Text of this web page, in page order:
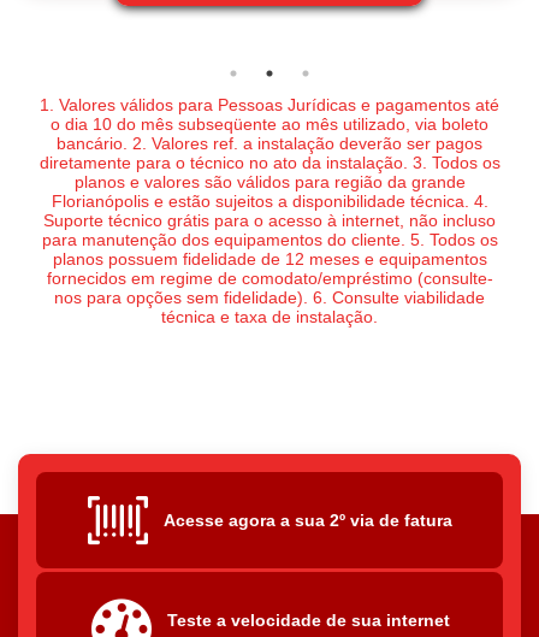
1. Valores válidos para Pessoas Jurídicas e pagamentos até
o dia 10 do mês subseqüente ao mês utilizado, via boleto
bancário. 2. Valores ref. a instalação deverão ser pagos
diretamente para o técnico no ato da instalação. 3. Todos os
planos e valores são válidos para região da grande
Florianópolis e estão sujeitos a disponibilidade técnica. 4.
Suporte técnico grátis para o acesso à internet, não incluso
para manutenção dos equipamentos do cliente. 5. Todos os
planos possuem fidelidade de 12 meses e equipamentos
fornecidos em regime de comodato/empréstimo (consulte-
nos para opções sem fidelidade). 6. Consulte viabilidade
técnica e taxa de instalação.
Acesse agora a sua 2º via de fatura
Teste a velocidade de sua internet